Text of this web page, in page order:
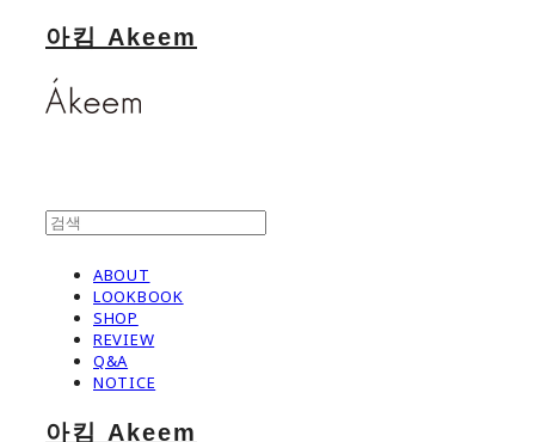
아킴 Akeem
ABOUT
LOOKBOOK
SHOP
REVIEW
Q&A
NOTICE
아킴 Akeem